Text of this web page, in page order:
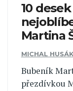
10
Martina
MICHAL HUSÁK
Bubeník
přezdívkou